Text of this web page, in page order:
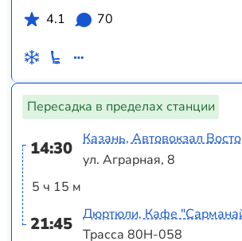
4.1
70
Пересадка в пределах станции
14:30
5 ч 15 м
21:45
Казань, Автовокзал
ул. Аграрная, 8
Дюртюли, Кафе
Трасса 80Н-058